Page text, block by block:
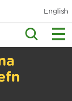
English